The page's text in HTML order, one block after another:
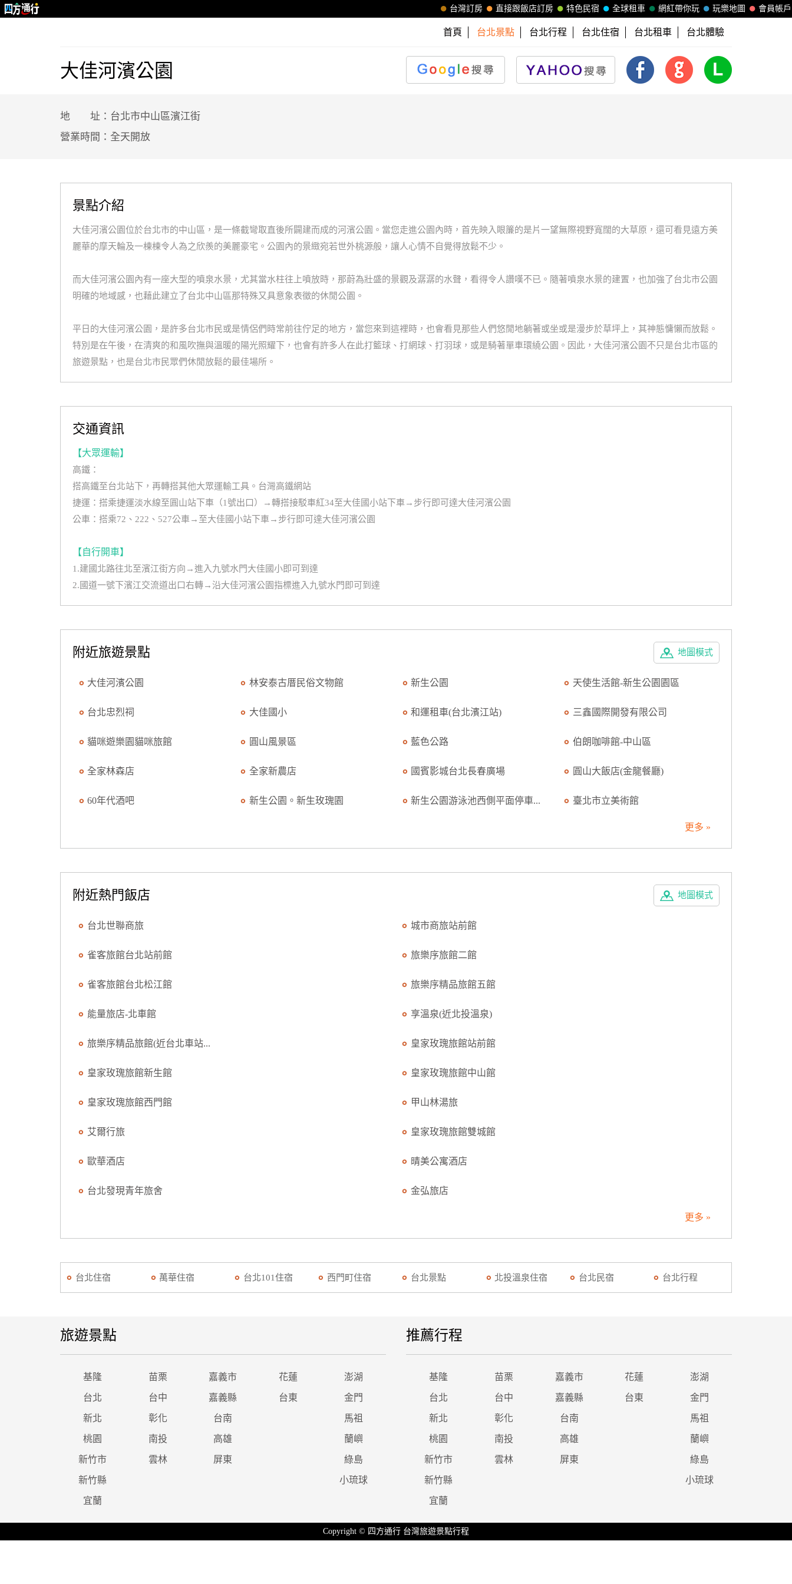
會員帳戶
玩樂地圖
網紅帶你玩
全球租車
特色民宿
直接跟飯店訂房
台灣訂房
首頁 台北景點 台北行程 台北住宿 台北租車 台北體驗
大佳河濱公園
地 址：台北市中山區濱江街
營業時間：全天開放
景點介紹
大佳河濱公園位於台北市的中山區，是一條截彎取直後所闢建而成的河濱公園。當您走進公園內時，首先映入眼簾的是片一望無際視野寬闊的大草原，還可看見遠方美
麗華的摩天輪及一棟棟令人為之欣羨的美麗豪宅。公園內的景緻宛若世外桃源般，讓人心情不自覺得放鬆不少。
而大佳河濱公園內有一座大型的噴泉水景，尤其當水柱往上噴放時，那蔚為壯盛的景觀及潺潺的水聲，看得令人讚嘆不已。隨著噴泉水景的建置，也加強了台北市公園
明確的地域感，也藉此建立了台北中山區那特殊又具意象表徵的休閒公園。
平日的大佳河濱公園，是許多台北市民或是情侶們時常前往佇足的地方，當您來到這裡時，也會看見那些人們悠閒地躺著或坐或是漫步於草坪上，其神態慵懶而放鬆。
特別是在午後，在清爽的和風吹撫與溫暖的陽光照耀下，也會有許多人在此打籃球、打網球、打羽球，或是騎著單車環繞公園。因此，大佳河濱公園不只是台北市區的
旅遊景點，也是台北市民眾們休閒放鬆的最佳場所。
交通資訊
【大眾運輸】
高鐵：
搭高鐵至台北站下，再轉搭其他大眾運輸工具。台灣高鐵網站
捷運：搭乘捷運淡水線至圓山站下車（1號出口）→轉搭接駁車紅34至大佳國小站下車→步行即可達大佳河濱公園
公車：搭乘72、222、527公車→至大佳國小站下車→步行即可達大佳河濱公園
【自行開車】
1.建國北路往北至濱江街方向→進入九號水門大佳國小即可到達
2.國道一號下濱江交流道出口右轉→沿大佳河濱公園指標進入九號水門即可到達
地圖模式
附近旅遊景點
大佳河濱公園 林安泰古厝民俗文物館 新生公園 天使生活館-新生公園園區
台北忠烈祠 大佳國小 和運租車(台北濱江站) 三鑫國際開發有限公司
貓咪遊樂園貓咪旅館 圓山風景區 藍色公路 伯朗咖啡館-中山區
全家林森店 全家新農店 國賓影城台北長春廣場 圓山大飯店(金龍餐廳)
60年代酒吧 新生公園。新生玫瑰園 新生公園游泳池西側平面停車... 臺北市立美術館
更多 »
地圖模式
附近熱門飯店
台北世聯商旅 城市商旅站前館
雀客旅館台北站前館 旅樂序旅館二館
雀客旅館台北松江館 旅樂序精品旅館五館
能量旅店-北車館 享溫泉(近北投溫泉)
旅樂序精品旅館(近台北車站... 皇家玫瑰旅館站前館
皇家玫瑰旅館新生館 皇家玫瑰旅館中山館
皇家玫瑰旅館西門館 甲山林湯旅
艾爾行旅 皇家玫瑰旅館雙城館
歐華酒店 晴美公寓酒店
台北發現青年旅舍 金弘旅店
更多 »
台北住宿 萬華住宿 台北101住宿 西門町住宿 台北景點 北投溫泉住宿 台北民宿 台北行程
旅遊景點
基隆 苗栗 嘉義市 花蓮 澎湖
台北 台中 嘉義縣 台東 金門
新北 彰化 台南 馬祖
桃園 南投 高雄 蘭嶼
新竹市 雲林 屏東 綠島
新竹縣 小琉球
宜蘭
推薦行程
基隆 苗栗 嘉義市 花蓮 澎湖
台北 台中 嘉義縣 台東 金門
新北 彰化 台南 馬祖
桃園 南投 高雄 蘭嶼
新竹市 雲林 屏東 綠島
新竹縣 小琉球
宜蘭
Copyright © 四方通行 台灣旅遊景點行程